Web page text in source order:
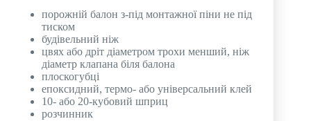
порожній балон з-під монтажної піни не під
тиском
будівельний ніж
цвях або дріт діаметром трохи менший, ніж
діаметр клапана біля балона
плоскогубці
епоксидний, термо- або універсальний клей
10- або 20-кубовий шприц
розчинник